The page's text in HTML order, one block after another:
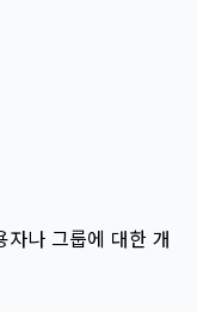
나 그룹에 대한 개